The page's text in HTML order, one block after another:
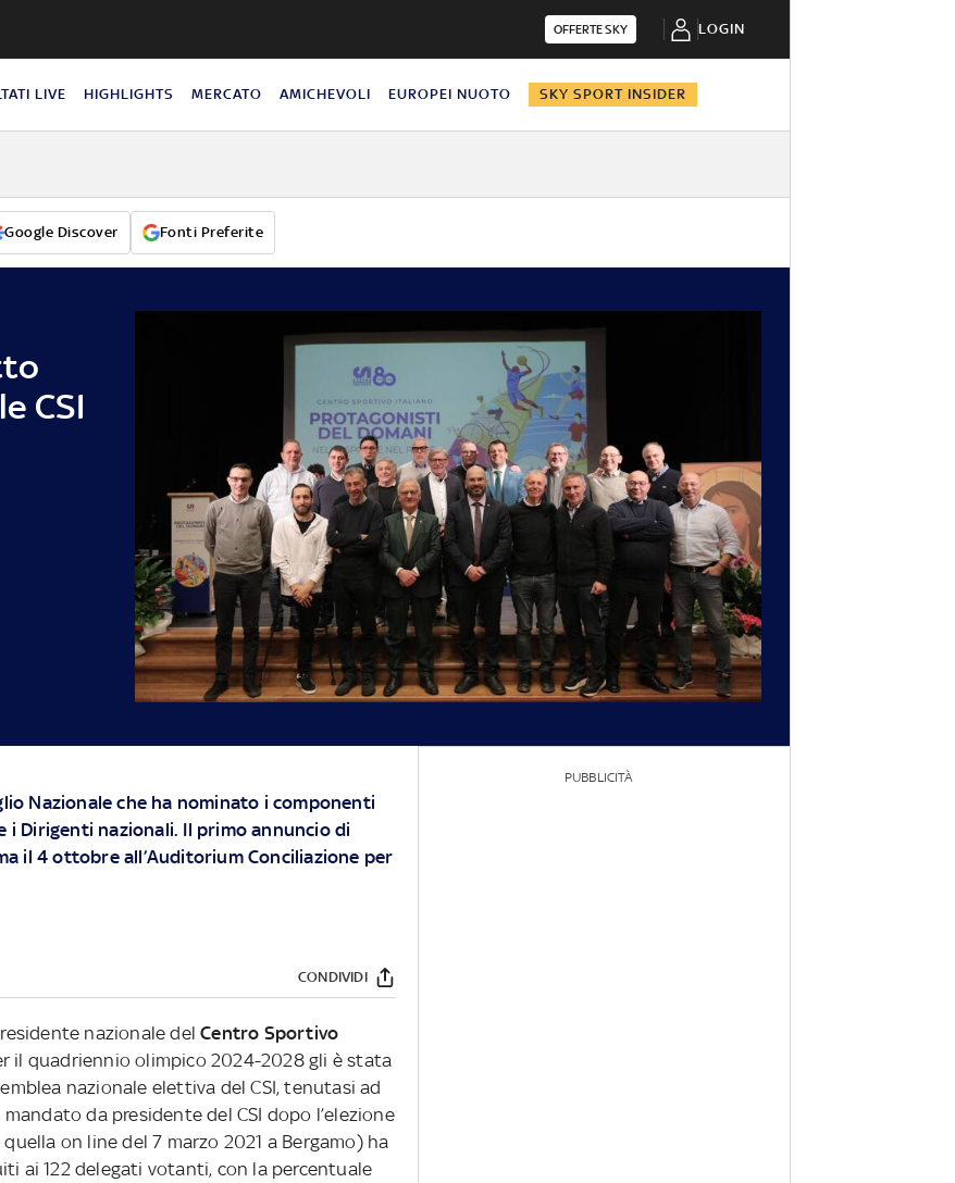
OFFERTE SKY LOGIN
LIVE HIGHLIGHTS MERCATO AMICHEVOLI EUROPEI NUOTO SKY SPORT INSIDER
Google Discover Fonti Preferite
CSI
Nazionale che ha nominato i componenti
i Dirigenti nazionali. Il primo annuncio di
il 4 ottobre all’Auditorium Conciliazione per
CONDIVIDI
nazionale delCentro Sportivo
il quadriennio olimpico 2024-2028 gli è stata
nazionale elettiva del CSI, tenutasi ad
da presidente del CSI dopo l’elezione
on line del 7 marzo 2021 a Bergamo) ha
ai 122 delegati votanti, con la percentuale
PUBBLICITÀ